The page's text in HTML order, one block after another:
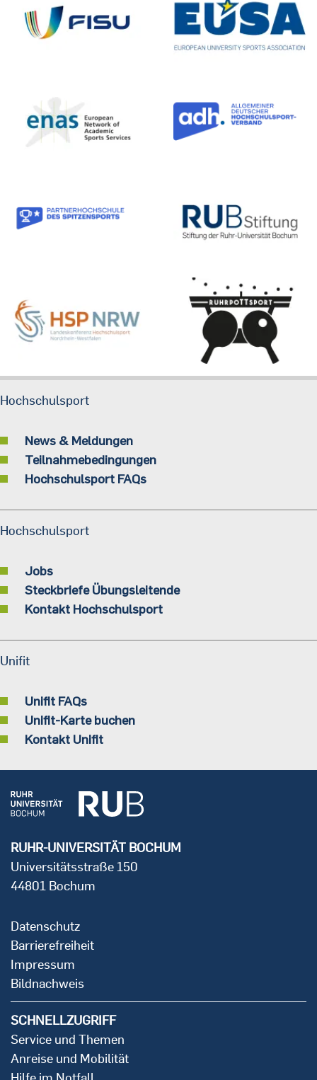
Hochschulsport
News & Meldungen
Teilnahmebedingungen
Hochschulsport FAQs
Hochschulsport
Jobs
Steckbriefe Übungsleitende
Kontakt Hochschulsport
Unifit
Unifit FAQs
Unifit-Karte buchen
Kontakt Unifit
RUHR-UNIVERSITÄT BOCHUM
Universitätsstraße 150
44801 Bochum
Datenschutz
Barrierefreiheit
Impressum
Bildnachweis
SCHNELLZUGRIFF
Service und Themen
Anreise und Mobilität